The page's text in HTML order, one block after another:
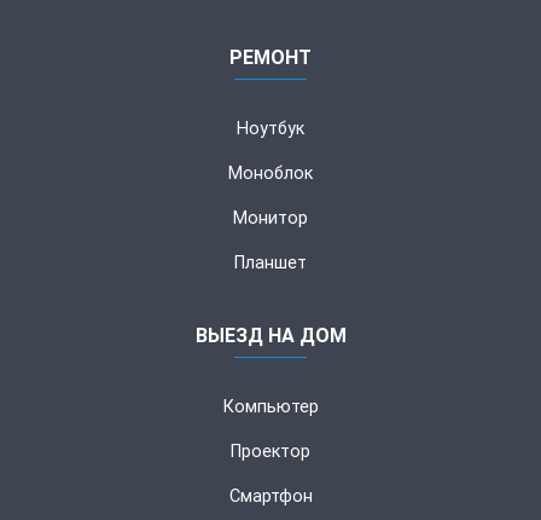
РЕМОНТ
Ноутбук
Моноблок
Монитор
Планшет
ВЫЕЗД НА ДОМ
Компьютер
Проектор
Смартфон